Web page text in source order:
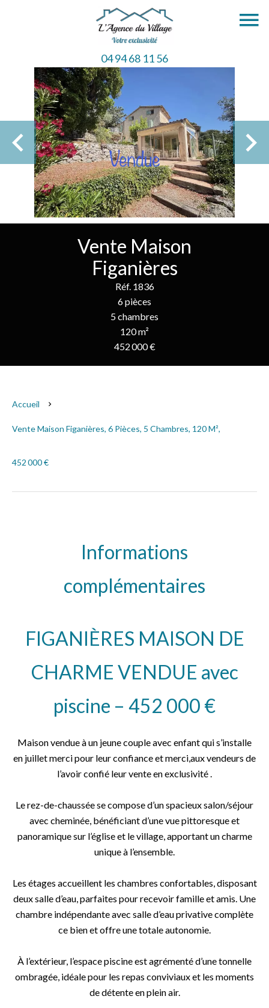
04 94 68 11 56
Vente Maison
Figanières
Réf. 1836
6 pièces
5 chambres
120 m²
452 000 €
Accueil
Vente Maison Figanières, 6 Pièces, 5 Chambres, 120 M²,
452 000 €
Informations
complémentaires
FIGANIÈRES MAISON DE
CHARME VENDUE avec
piscine – 452 000 €
Maison vendue à un jeune couple avec enfant qui s’installe
en juillet merci pour leur confiance et merci,aux vendeurs de
l’avoir confié leur vente en exclusivité .
Le rez-de-chaussée se compose d’un spacieux salon/séjour
avec cheminée, bénéficiant d’une vue pittoresque et
panoramique sur l’église et le village, apportant un charme
unique à l’ensemble.
Les étages accueillent les chambres confortables, disposant
deux salle d’eau, parfaites pour recevoir famille et amis. Une
chambre indépendante avec salle d’eau privative complète
ce bien et offre une totale autonomie.
À l’extérieur, l’espace piscine est agrémenté d’une tonnelle
ombragée, idéale pour les repas conviviaux et les moments
de détente en plein air.